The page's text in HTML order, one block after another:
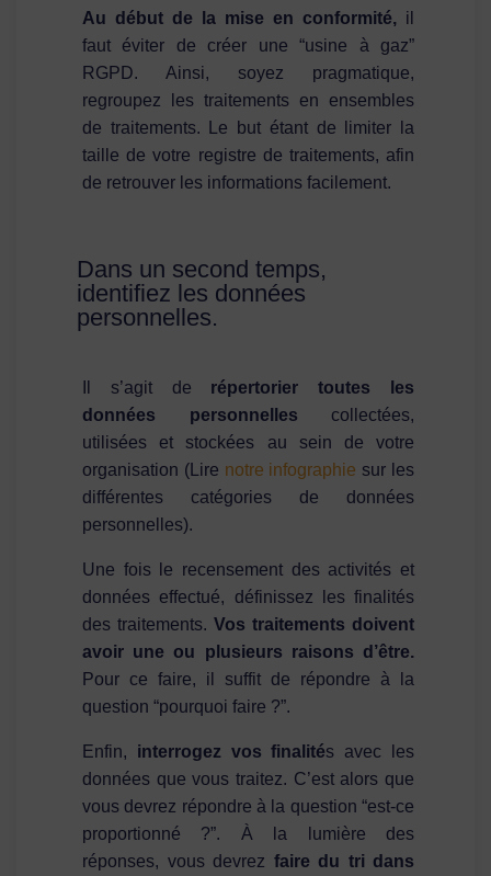
Au début de la mise en conformité, il
faut éviter de créer une “usine à gaz”
RGPD. Ainsi, soyez pragmatique,
regroupez les traitements en ensembles
de traitements. Le but étant de limiter la
taille de votre registre de traitements, afin
de retrouver les informations facilement.
Dans un second temps,
identifiez les données
personnelles.
Il s’agit de répertorier toutes les
données personnelles collectées,
utilisées et stockées au sein de votre
organisation (Lire notre infographie sur les
différentes catégories de données
personnelles).
Une fois le recensement des activités et
données effectué, définissez les finalités
des traitements. Vos traitements doivent
avoir une ou plusieurs raisons d’être.
Pour ce faire, il suffit de répondre à la
question “pourquoi faire ?”.
Enfin, interrogez vos finalités avec les
données que vous traitez. C’est alors que
vous devrez répondre à la question “est-ce
proportionné ?”. À la lumière des
réponses, vous devrez faire du tri dans